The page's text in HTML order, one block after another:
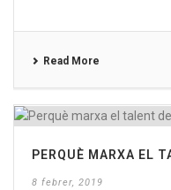
Read More
PERQUÈ MARXA EL
8 febrer, 2019